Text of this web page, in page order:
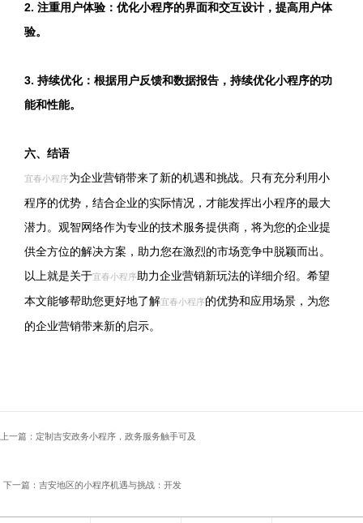
2. 注重用户体验：优化小程序的界面和交互设计，提高用户体
验。
3. 持续优化：根据用户反馈和数据报告，持续优化小程序的功
能和性能。
六、结语
宜春小程序为企业营销带来了新的机遇和挑战。只有充分利用小
程序的优势，结合企业的实际情况，才能发挥出小程序的最大
潜力。观智网络作为专业的技术服务提供商，将为您的企业提
供全方位的解决方案，助力您在激烈的市场竞争中脱颖而出。
以上就是关于宜春小程序助力企业营销新玩法的详细介绍。希望
本文能够帮助您更好地了解宜春小程序的优势和应用场景，为您
的企业营销带来新的启示。
上一篇：定制吉安政务小程序，政务服务触手可及
下一篇：吉安地区的小程序机遇与挑战：开发